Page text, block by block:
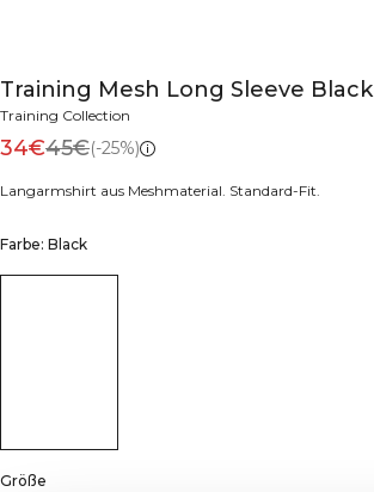
Training Mesh Long Sleeve Black
Training Collection
34€45€(-25%)
Langarmshirt aus Meshmaterial. Standard-Fit.
Farbe: Black
Größe